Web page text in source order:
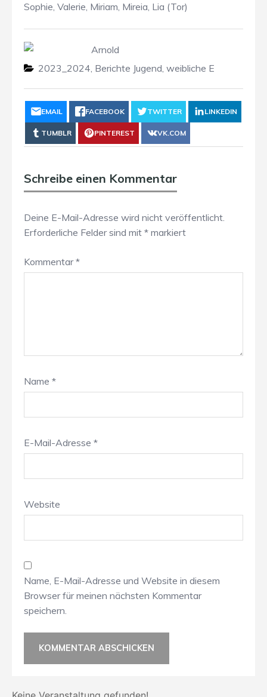
Sophie, Valerie, Miriam, Mireia, Lia (Tor)
Arnold
2023_2024, Berichte Jugend, weibliche E
EMAIL FACEBOOK TWITTER LINKEDIN
TUMBLR PINTEREST VK.COM
Schreibe einen Kommentar
Deine E-Mail-Adresse wird nicht veröffentlicht.
Erforderliche Felder sind mit * markiert
Kommentar*
Name *
E-Mail-Adresse *
Website
Name, E-Mail-Adresse und Website in diesem
Browser für meinen nächsten Kommentar
speichern.